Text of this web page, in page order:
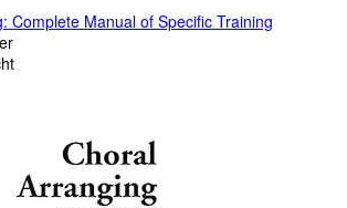
Complete Manual of Specific Training